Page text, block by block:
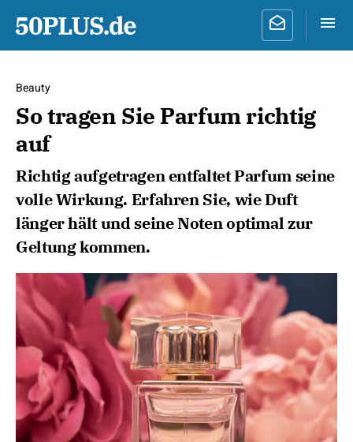
Beauty
So tragen Sie Parfum richtig
auf
Richtig aufgetragen entfaltet Parfum seine
volle Wirkung. Erfahren Sie, wie Duft
länger hält und seine Noten optimal zur
Geltung kommen.